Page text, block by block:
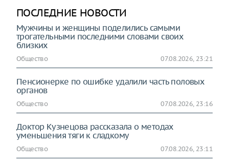
ПОСЛЕДНИЕ НОВОСТИ
Мужчины и женщины поделились самыми
трогательными последними словами своих
близких
Общество 07.08.2026, 23:21
Пенсионерке по ошибке удалили часть половых
органов
Общество 07.08.2026, 23:16
Доктор Кузнецова рассказала о методах
уменьшения тяги к сладкому
Общество 07.08.2026, 23:11